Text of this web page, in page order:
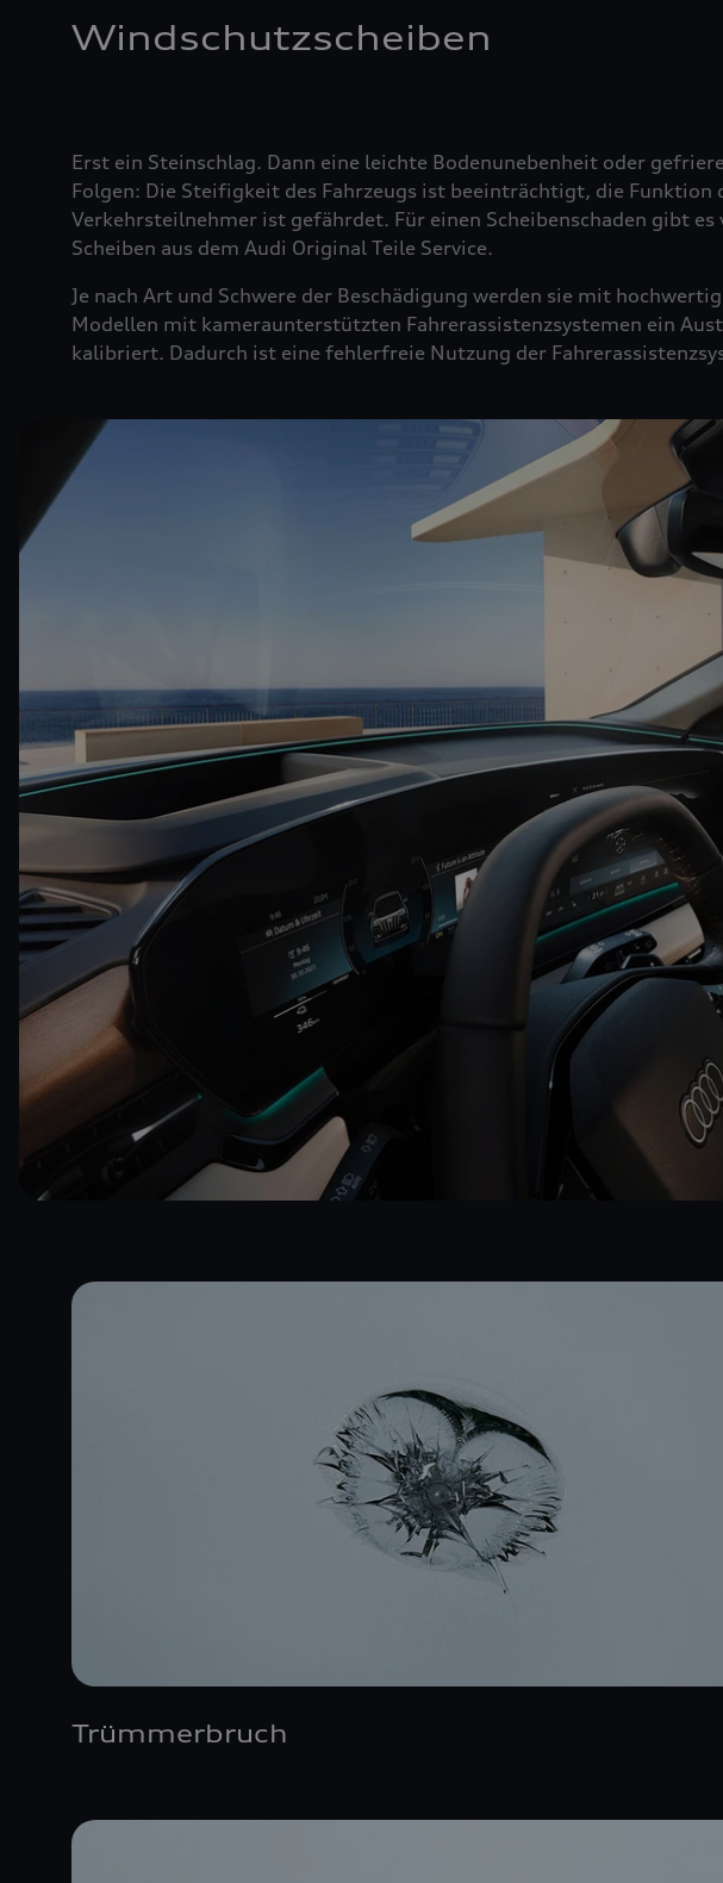
Windschutzscheiben
Erst ein Steinschlag. Dann eine leichte Bodenunebenheit oder
Folgen: Die Steifigkeit des Fahrzeugs ist beeinträchtigt, die
Verkehrsteilnehmer ist gefährdet. Für einen Scheibenschaden gibt
Scheiben aus dem Audi Original Teile Service.
Je nach Art und Schwere der Beschädigung werden sie mit
Modellen mit kameraunterstützten Fahrerassistenzsystemen ein
kalibriert. Dadurch ist eine fehlerfreie Nutzung der
Trümmerbruch